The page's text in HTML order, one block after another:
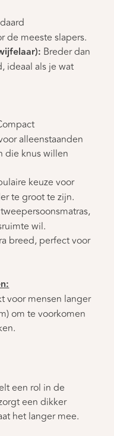
de meeste slapers.
Breder dan
ideaal als je wat
alleenstaanden
die knus willen
keuze voor
te groot te zijn.
wil.
breed, perfect voor
voor mensen langer
om te voorkomen
een rol in de
een dikker
het langer mee.